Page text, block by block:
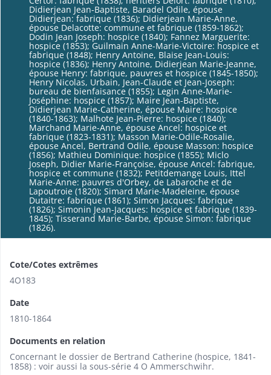
Didierjean Jean-Baptiste, Baradel Odile, épouse
Didierjean: fabrique (1836); Didierjean Marie-Anne,
épouse Delacotte: commune et fabrique (1859-1862);
Dodin Jean Joseph: hospice (1840); Fannez Marguerite:
hospice (1853); Guilmain Anne-Marie-Victoire: hospice et
fabrique (1848); Henry Antoine, Blaise Jean-Louis:
hospice (1836); Henry Antoine, Didierjean Marie-Jeanne,
épouse Henry: fabrique, pauvres et hospice (1845-1850);
Henry Nicolas, Urbain, Jean-Claude et Jean-Joseph:
bureau de bienfaisance (1855); Legin Anne-Marie-
Joséphine: hospice (1857); Maire Jean-Baptiste,
Didierjean Marie-Catherine, épouse Maire: hospice
(1840-1863); Malhote Jean-Pierre: hospice (1840);
Marchand Marie-Anne, épouse Ancel: hospice et
fabrique (1823-1831); Masson Marie-Odile-Rosalie,
épouse Ancel, Bertrand Odile, épouse Masson: hospice
(1856); Mathieu Dominique: hospice (1855); Miclo
Joseph, Didier Marie-Françoise, épouse Ancel: fabrique,
hospice et commune (1832); Petitdemange Louis, Ittel
Marie-Anne: pauvres d'Orbey, de Labaroche et de
Lapoutroie (1820); Simard Marie-Madeleine, épouse
Dutaitre: fabrique (1861); Simon Jacques: fabrique
(1826); Simonin Jean-Jacques: hospice et fabrique (1839-
1845); Tisserand Marie-Barbe, épouse Simon: fabrique
(1826).
Cote/Cotes extrêmes
4O183
Date
1810-1864
Documents en relation
Concernant le dossier de Bertrand Catherine (hospice, 1841-
1858) : voir aussi la sous-série 4 O Ammerschwihr.